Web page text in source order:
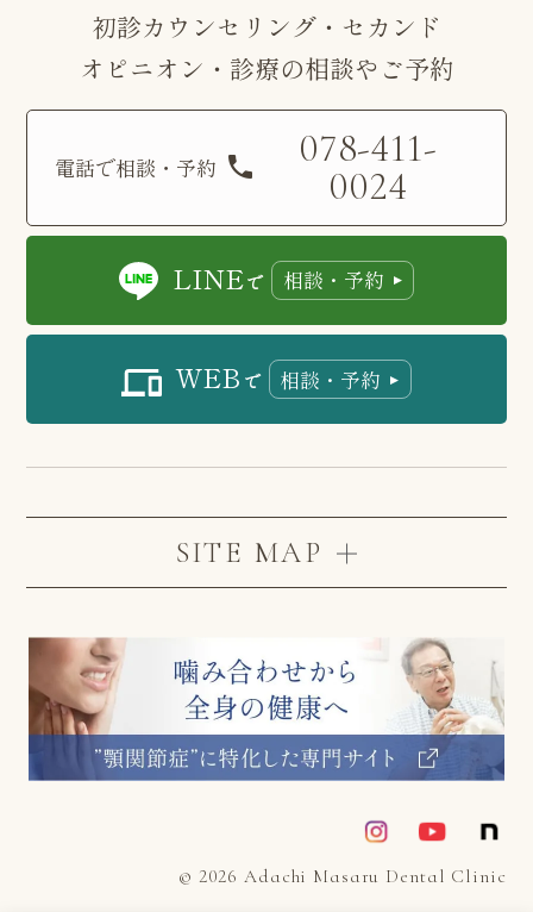
初診カウンセリング・セカンド
オピニオン・診療の相談やご予約
電話で相談・予約
078-411-
0024
LINEで 相談・予約
WEB で 相談・予約
SITE MAP
© 2026 Adachi Masaru Dental Clinic